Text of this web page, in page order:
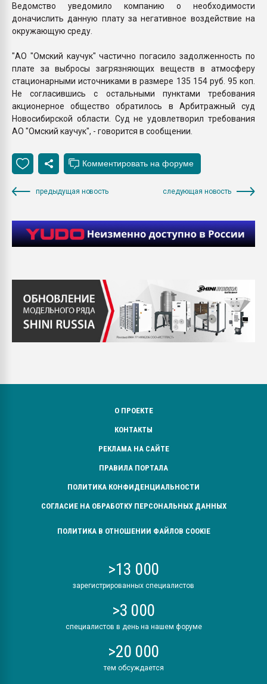
Ведомство уведомило компанию о необходимости
доначислить данную плату за негативное воздействие на
окружающую среду.
"АО "Омский каучук" частично погасило задолженность по
плате за выбросы загрязняющих веществ в атмосферу
стационарными источниками в размере 135 154 руб. 95 коп.
Не согласившись с остальными пунктами требования
акционерное общество обратилось в Арбитражный суд
Новосибирской области. Суд не удовлетворил требования
АО "Омский каучук", - говорится в сообщении.
предыдущая новость следующая новость
О ПРОЕКТЕ
КОНТАКТЫ
РЕКЛАМА НА САЙТЕ
ПРАВИЛА ПОРТАЛА
ПОЛИТИКА КОНФИДЕНЦИАЛЬНОСТИ
СОГЛАСИЕ НА ОБРАБОТКУ ПЕРСОНАЛЬНЫХ ДАННЫХ
ПОЛИТИКА В ОТНОШЕНИИ ФАЙЛОВ COOKIE
>13 000
зарегистрированных специалистов
>3 000
специалистов в день на нашем форуме
>20 000
тем обсуждается